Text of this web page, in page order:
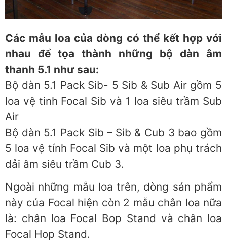
Các mẫu loa của dòng có thể kết hợp với
nhau để tọa thành những bộ dàn âm
thanh 5.1 như sau:
Bộ dàn 5.1 Pack Sib- 5 Sib & Sub Air gồm 5
loa vệ tinh Focal Sib và 1 loa siêu trầm Sub
Air
Bộ dàn 5.1 Pack Sib – Sib & Cub 3 bao gồm
5 loa vệ tính Focal Sib và một loa phụ trách
dải âm siêu trầm Cub 3.
Ngoài những mẫu loa trên, dòng sản phẩm
này của Focal hiện còn 2 mẫu chân loa nữa
là: chân loa Focal Bop Stand và chân loa
Focal Hop Stand.